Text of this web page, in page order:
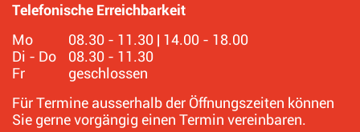
Telefonische Erreichbarkeit
Mo
08.30 - 11.30 | 14.00 - 18.00
Di - Do
08.30 - 11.30
Fr
geschlossen
Für Termine ausserhalb der Öffnungszeiten können
Sie gerne vorgängig einen Termin vereinbaren.